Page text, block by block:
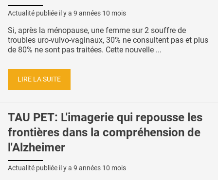
Actualité publiée il y a 9 années 10 mois
Si, après la ménopause, une femme sur 2 souffre de
troubles uro-vulvo-vaginaux, 30% ne consultent pas et plus
de 80% ne sont pas traitées. Cette nouvelle ...
LIRE LA SUITE
TAU PET: L'imagerie qui repousse les
frontières dans la compréhension de
l'Alzheimer
Actualité publiée il y a 9 années 10 mois